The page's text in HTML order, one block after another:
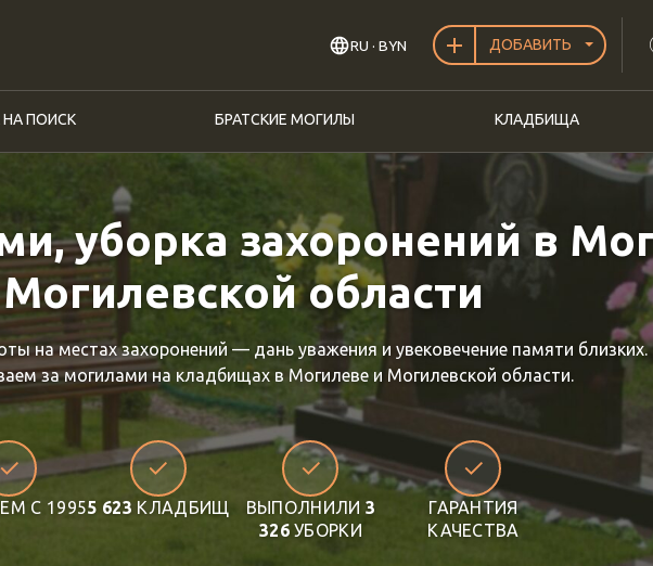
RU · BYN ДОБАВИТЬ
НА ПОИСК БРАТСКИЕ МОГИЛЫ КЛАДБИЩА
уборка захоронений в
Могилевской области
на местах захоронений — дань уважения и увековечение памяти близких.
за могилами на кладбищах в Могилеве и Могилевской области.
С 1995
✓
5 623 КЛАДБИЩ
✓
ВЫПОЛНИЛИ 3
326УБОРКИ
✓
ГАРАНТИЯ
КАЧЕСТВА